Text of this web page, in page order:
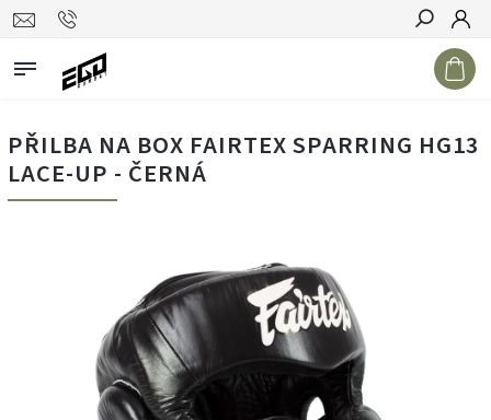
Hledat
PŘILBA NA BOX FAIRTEX SPARRING HG13
LACE-UP - ČERNÁ